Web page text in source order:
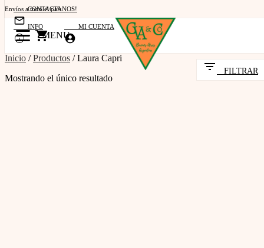
CONTACTANOS!
INFO MI CUENTA
Envíos a todo el país
Retiro por Atelier
Transferencia bancaria y efectivo
MENU
FILTRAR
Inicio /Productos /Laura Capri
Mostrando el único resultado